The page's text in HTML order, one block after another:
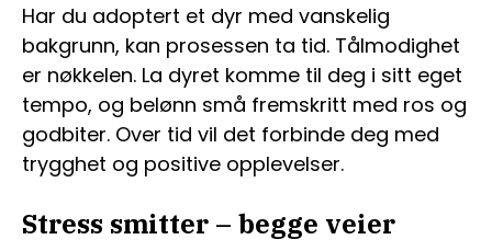
Har du adoptert et dyr med vanskelig
bakgrunn, kan prosessen ta tid. Tålmodighet
er nøkkelen. La dyret komme til deg i sitt eget
tempo, og belønn små fremskritt med ros og
godbiter. Over tid vil det forbinde deg med
trygghet og positive opplevelser.
Stress smitter – begge veier